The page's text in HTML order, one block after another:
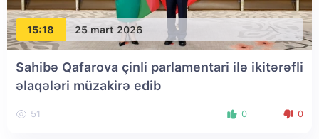
15:18 25 mart 2026
Sahibə Qafarova çinli parlamentari ilə ikitərəfli
əlaqələri müzakirə edib
51 0 0